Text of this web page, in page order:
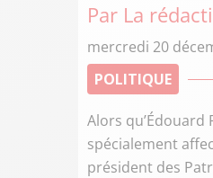
Par La
mercredi 20
POLITIQUE
Alors
spécialement
président des